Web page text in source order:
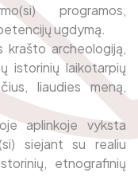
centre „Svirnas“
muziejuje
literatūrinėje-
muziejuje
pasą
programos,
ugdymą.
krašto archeologiją,
istorinių laikotarpių
liaudies meną,
aplinkoje vyksta
siejant su realiu
etnografinių